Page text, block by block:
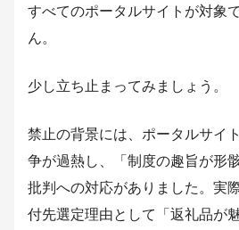
すべてのポータルサイトが対象
ん。
少し立ち止まってみましょう。
禁止の背景には、ポータルサイ
争が過熱し、「制度の趣旨が形
批判への対応がありました。実
付先選定理由として「返礼品が